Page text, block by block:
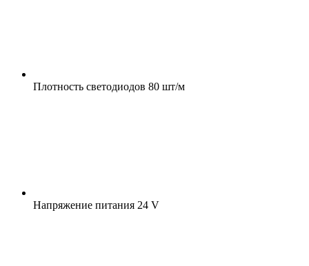
Плотность светодиодов 80 шт/м
Напряжение питания 24 V